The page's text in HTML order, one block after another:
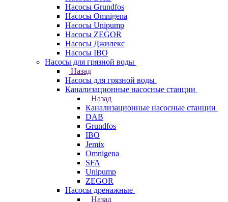
Насосы Grundfos
Насосы Omnigena
Насосы Unipump
Насосы ZEGOR
Насосы Джилекс
Насосы IBO
Насосы для грязной воды
Назад
Насосы для грязной воды
Канализационные насосные станции
Назад
Канализационные насосные станции
DAB
Grundfos
IBO
Jemix
Omnigena
SFA
Unipump
ZEGOR
Насосы дренажные
Назад